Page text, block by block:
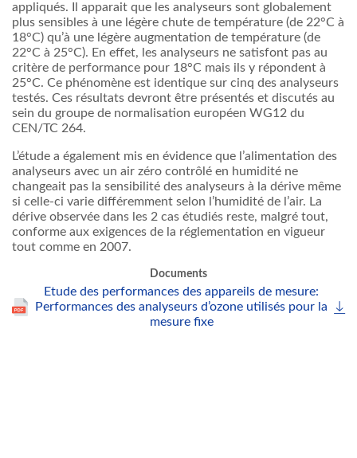
appliqués. Il apparait que les analyseurs sont globalement
plus sensibles à une légère chute de température (de 22°C à
18°C) qu’à une légère augmentation de température (de
22°C à 25°C). En effet, les analyseurs ne satisfont pas au
critère de performance pour 18°C mais ils y répondent à
25°C. Ce phénomène est identique sur cinq des analyseurs
testés. Ces résultats devront être présentés et discutés au
sein du groupe de normalisation européen WG12 du
CEN/TC 264.
L’étude a également mis en évidence que l’alimentation des
analyseurs avec un air zéro contrôlé en humidité ne
changeait pas la sensibilité des analyseurs à la dérive même
si celle-ci varie différemment selon l’humidité de l’air. La
dérive observée dans les 2 cas étudiés reste, malgré tout,
conforme aux exigences de la réglementation en vigueur
tout comme en 2007.
Documents
Etude des performances des appareils de mesure:
Performances des analyseurs d’ozone utilisés pour la
mesure fixe